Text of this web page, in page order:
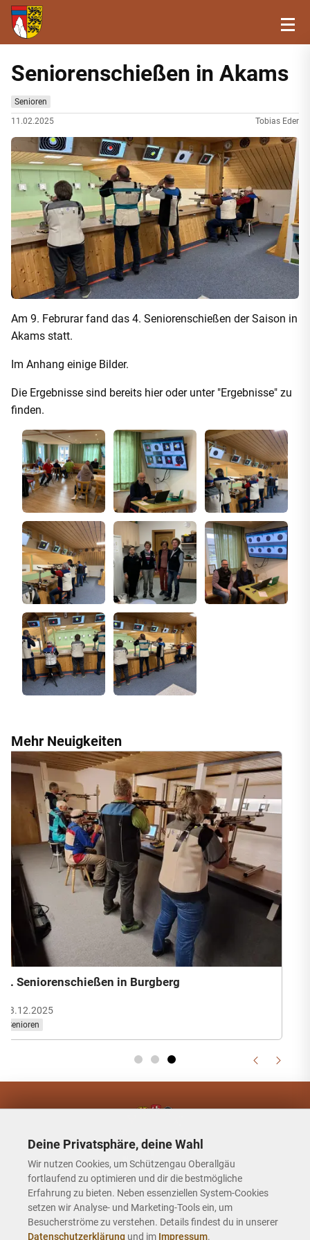
Seniorenschießen in Akams
Senioren
11.02.2025
Tobias Eder
Am 9. Februrar fand das 4. Seniorenschießen der Saison in
Akams statt.
Im Anhang einige Bilder.
Die Ergebnisse sind bereits hieroder unter "Ergebnisse" zu
finden.
Mehr Neuigkeiten
2. Seniorenschießen in Burgberg
03.12.2025
Senioren
Schützengau Oberallgäu
Hauptseite
Deine Privatsphäre, deine Wahl
Wir nutzen Cookies, um Schützengau Oberallgäu
fortlaufend zu optimieren und dir die bestmögliche
Erfahrung zu bieten. Neben essenziellen System-Cookies
setzen wir Analyse- und Marketing-Tools ein, um
Besucherströme zu verstehen. Details findest du in unserer
Datenschutzerklärung und im Impressum.